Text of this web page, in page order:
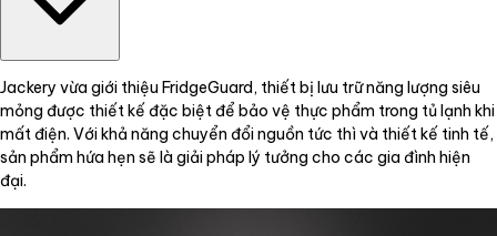
Jackery vừa giới thiệu FridgeGuard, thiết bị lưu trữ năng lượng siêu
mỏng được thiết kế đặc biệt để bảo vệ thực phẩm trong tủ lạnh khi
mất điện. Với khả năng chuyển đổi nguồn tức thì và thiết kế tinh tế,
sản phẩm hứa hẹn sẽ là giải pháp lý tưởng cho các gia đình hiện
đại.